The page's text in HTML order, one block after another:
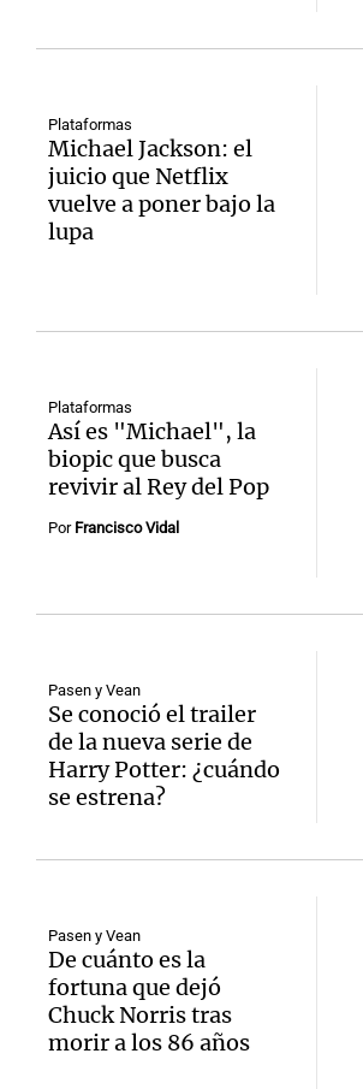
Plataformas
Michael Jackson: el
juicio que Netflix
vuelve a poner bajo la
lupa
Plataformas
Así es "Michael", la
biopic que busca
revivir al Rey del Pop
Por Francisco Vidal
Pasen y Vean
Se conoció el trailer
de la nueva serie de
Harry Potter: ¿cuándo
se estrena?
Pasen y Vean
De cuánto es la
fortuna que dejó
Chuck Norris tras
morir a los 86 años